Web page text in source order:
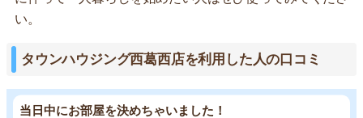
い。
タウンハウジング西葛西店を利用した人の口コミ
当日中にお部屋を決めちゃいました！